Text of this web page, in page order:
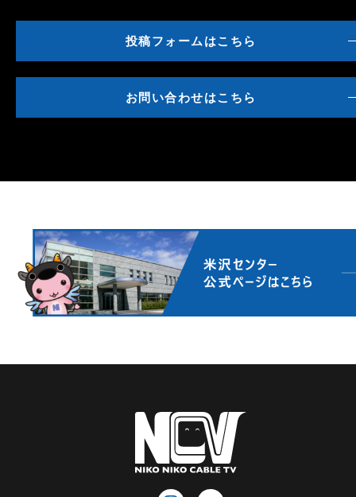
投稿フォームはこちら
お問い合わせはこちら